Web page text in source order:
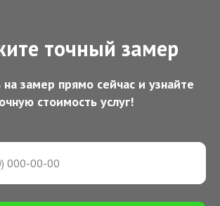
точный замер
замер прямо сейчас и узнайте
стоимость услуг!